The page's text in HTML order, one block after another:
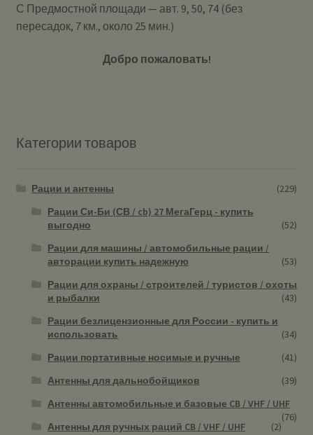
С Предмостной площади — авт. 9, 50, 74 (без
пересадок, 7 км., около 25 мин.)
Добро пожаловать!
Категории товаров
Рации и антенны
(229)
Рации Си-Би (СВ / cb) 27 МегаГерц - купить
выгодно
(52)
Рации для машины / автомобильные рации /
авторации купить надежную
(53)
Рации для охраны / строителей / туристов / охоты
и рыбалки
(43)
Рации безлицензионные для России - купить и
использовать
(34)
Рации портативные носимые и ручные
(41)
Антенны для дальнобойщиков
(39)
Антенны автомобильные и базовые CB / VHF / UHF
(76)
Антенны для ручных раций CB / VHF / UHF
(2)